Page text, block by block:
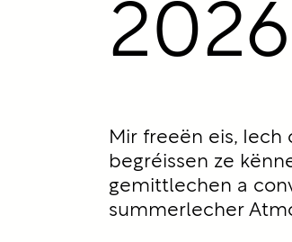
2026
Mir freeën eis,
begréissen ze
gemittlechen a
summerlecher